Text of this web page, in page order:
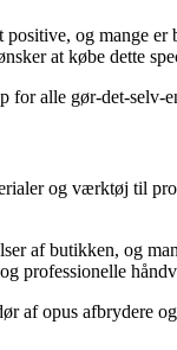
og mange
at købe dette
alle gør-det-selv-
og værktøj til
af butikken, og
professionelle
af opus afbrydere